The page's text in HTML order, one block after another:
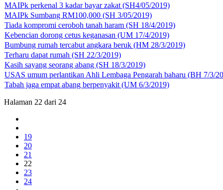
MAIPk perkenal 3 kadar bayar zakat (SH4/05/2019)
MAIPk Sumbang RM100,000 (SH 3/05/2019)
Tiada kompromi ceroboh tanah haram (SH 18/4/2019)
Kebencian dorong cetus keganasan (UM 17/4/2019)
Bumbung rumah tercabut angkara beruk (HM 28/3/2019)
Terharu dapat rumah (SH 22/3/2019)
Kasih sayang seorang abang (SH 18/3/2019)
USAS umum perlantikan Ahli Lembaga Pengarah baharu (BH 7/3/
Tabah jaga empat abang berpenyakit (UM 6/3/2019)
Halaman 22 dari 24
19
20
21
22
23
24